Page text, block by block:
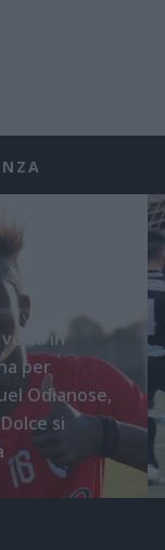
in
per
Odianose,
si